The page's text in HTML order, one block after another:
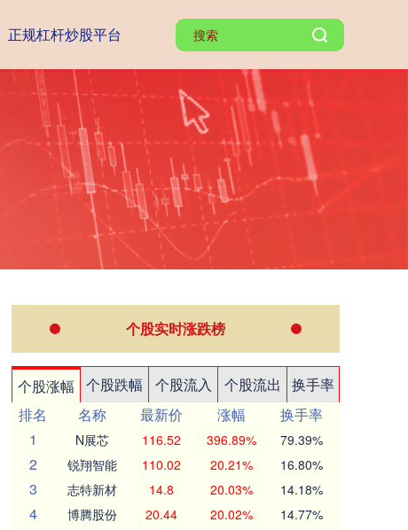
正规杠杆炒股平台
个股实时涨跌榜
个股涨幅 个股跌幅 个股流入 个股流出
换手率
排名
名称 最新价 涨幅
换手率
1
N展芯 116.52 396.89% 79.39%
2 锐翔智能 110.02 20.21% 16.80%
3 志特新材 14.8 20.03% 14.18%
4 博腾股份 20.44 20.02% 14.77%